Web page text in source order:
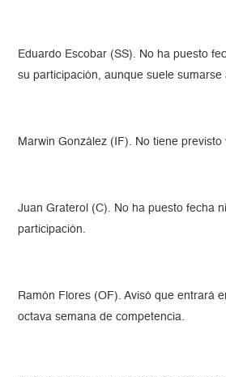
Eduardo Escobar (SS). No ha puesto
su participación, aunque suele sumarse
Marwin González (IF). No tiene previsto
Juan Graterol (C). No ha puesto fecha
participación.
Ramón Flores (OF). Avisó que entrará
octava semana de competencia.